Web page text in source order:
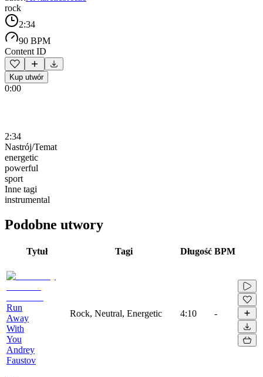
rock
2:34
90 BPM
Content ID
Kup utwór
0:00
2:34
Nastrój/Temat
energetic
powerful
sport
Inne tagi
instrumental
Podobne utwory
Tytuł Tagi Długość BPM
Run
Away
With
You
Andrey
Faustov
Rock, Neutral, Energetic 4:10 -